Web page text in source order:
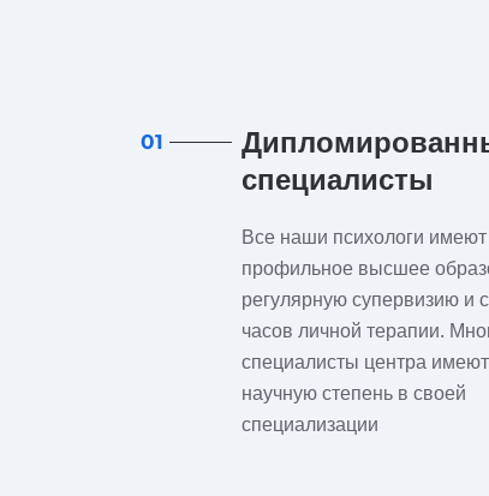
01
специалисты
Все наши психологи имеют
профильное высшее
регулярную супервизию и
часов личной терапии.
специалисты центра имеют
научную степень в своей
специализации